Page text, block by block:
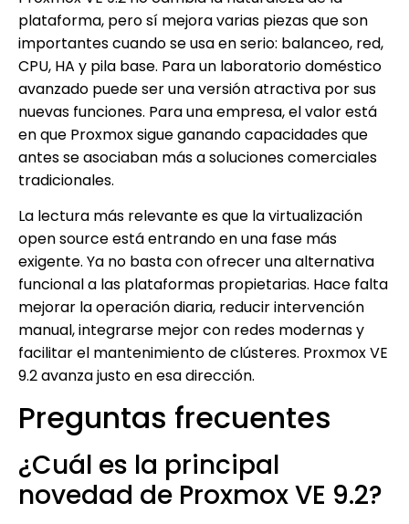
plataforma, pero sí mejora varias piezas que son
importantes cuando se usa en serio: balanceo, red,
CPU, HA y pila base. Para un laboratorio doméstico
avanzado puede ser una versión atractiva por sus
nuevas funciones. Para una empresa, el valor está
en que Proxmox sigue ganando capacidades que
antes se asociaban más a soluciones comerciales
tradicionales.
La lectura más relevante es que la virtualización
open source está entrando en una fase más
exigente. Ya no basta con ofrecer una alternativa
funcional a las plataformas propietarias. Hace falta
mejorar la operación diaria, reducir intervención
manual, integrarse mejor con redes modernas y
facilitar el mantenimiento de clústeres. Proxmox VE
9.2 avanza justo en esa dirección.
Preguntas frecuentes
¿Cuál es la principal
novedad de Proxmox VE 9.2?